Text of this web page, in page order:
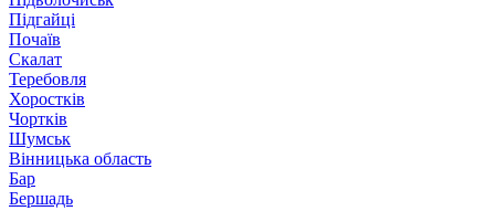
Підгайці
Почаїв
Скалат
Теребовля
Хоростків
Чортків
Шумськ
Вінницька область
Бар
Бершадь